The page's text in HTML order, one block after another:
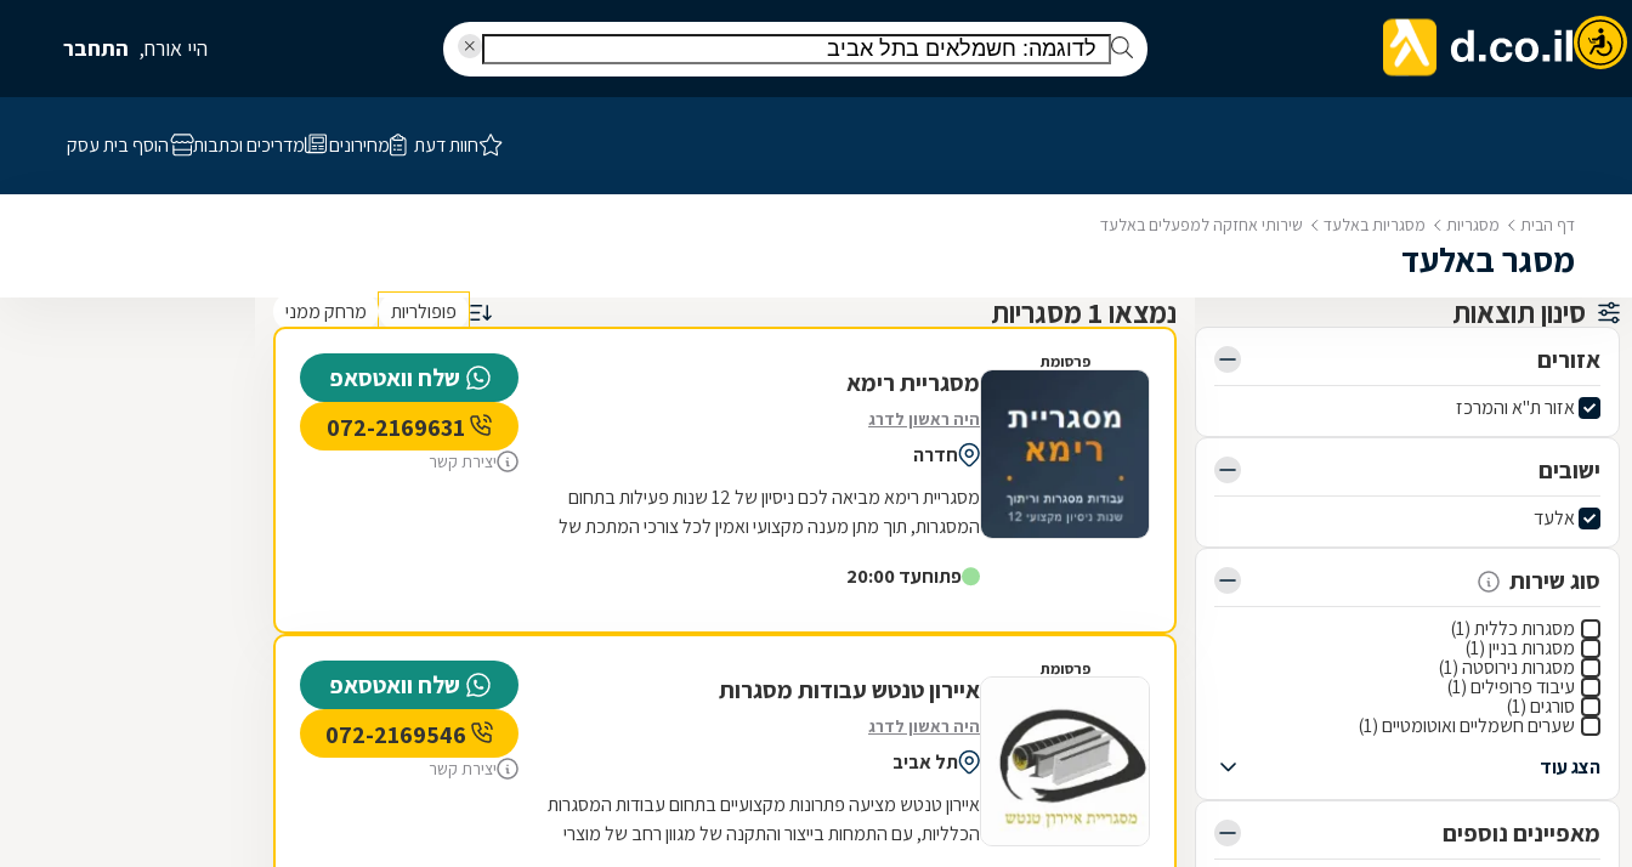
היי אורח, התחבר
חוות דעת מחירונים מדריכים וכתבות הוסף בית עסק
דף הבית מסגריות מסגריות באלעד שירותי אחזקה למפעלים באלעד
מסגר באלעד
סינון תוצאות
אזורים
אזור ת"א והמרכז
ישובים
אלעד
סוג שירות
מסגרות כללית (1)
מסגרות בניין (1)
מסגרות נירוסטה (1)
עיבוד פרופילים (1)
סורגים (1)
שערים חשמליים ואוטומטיים (1)
הצג עוד
מאפיינים נוספים
נמצאו 1 מסגריות פופולריות מרחק ממני
פרסומת
מסגריית רימא
היה ראשון לדרג
חדרה
מסגריית רימא מביאה לכם ניסיון של 12 שנות פעילות בתחום
המסגרות, תוך מתן מענה מקצועי ואמין לכל צורכי המתכת של
פתוחעד 20:00
שלח וואטסאפ
יצירת קשר
פרסומת
איירון טנטש עבודות מסגרות
היה ראשון לדרג
תל אביב
איירון טנטש מציעה פתרונות מקצועיים בתחום עבודות המסגרות
הכלליות, עם התמחות בייצור והתקנה של מגוון רחב של מוצרי
שלח וואטסאפ
יצירת קשר